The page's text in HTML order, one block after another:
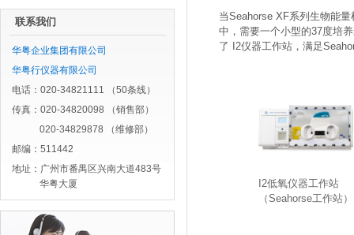
联系我们
华粤企业集团有限公司
华粤行仪器有限公司
电话：020-34821111 （50条线）
传真：020-34820098 （销售部）
020-34829878 （维修部）
邮编：511442
地址：广州市番禺区兴南大道483号
华粤大厦
当Seahorse XF系列生物能
中，需要一个小型的37度培
了 I2仪器工作站，满足
I2低氧仪器工作站
（Seahorse工作站）